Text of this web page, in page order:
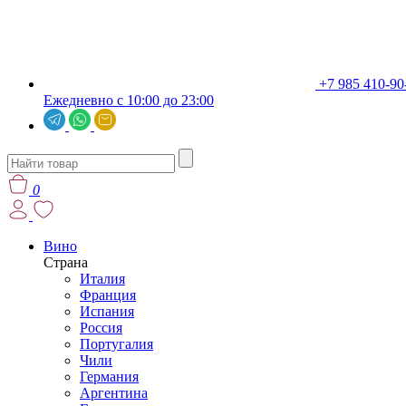
+7 985 410-
Ежедневно с 10:00 до 23:00
0
Вино
Страна
Италия
Франция
Испания
Россия
Португалия
Чили
Германия
Аргентина